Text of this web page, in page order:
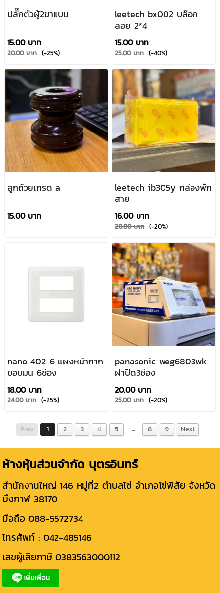
ปลั๊กตัวผู้2ขาแบน
15.00 บาท
20.00 บาท (-25%)
leetech bx002 บล๊อก
ลอย 2*4
15.00 บาท
25.00 บาท (-40%)
ลูกถ้วยเกรด a
15.00 บาท
leetech ib305y กล่องพัก
สาย
16.00 บาท
20.00 บาท (-20%)
nano 402-6 แผงหน้ากาก
ขอบมน 6ช่อง
18.00 บาท
24.00 บาท (-25%)
panasonic weg6803wk
ฝาปิด3ช่อง
20.00 บาท
25.00 บาท (-20%)
Prev 1 2 3 4 5 … 8 9 Next
ห้างหุ้นส่วนจำกัด บุตรอินทร์
สำนักงานใหญ่ 146 หมู่ที่2 ตำบลโซ่ อำเภอโซ่พิสัย จังหวัด
บึงกาฬ 38170
มือถือ 088-5572734
โทรศัพท์ : 042-485146
เลขผู้เสียภาษี 0383563000112